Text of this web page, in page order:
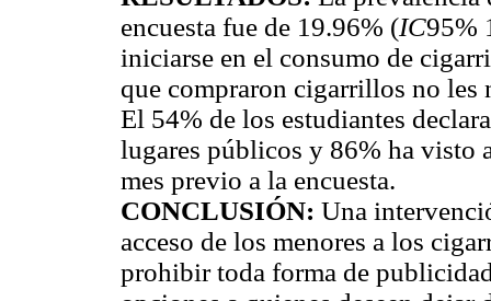
encuesta fue de 19.96% (IC95%
iniciarse en el consumo de
que compraron cigarrillos no les
El 54% de los estudiantes
lugares públicos y 86% ha visto
mes previo a la encuesta.
CONCLUSIÓN: Una
acceso de los menores a los
prohibir toda forma de